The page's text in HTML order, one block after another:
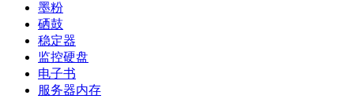
墨粉
硒鼓
稳定器
监控硬盘
电子书
服务器内存